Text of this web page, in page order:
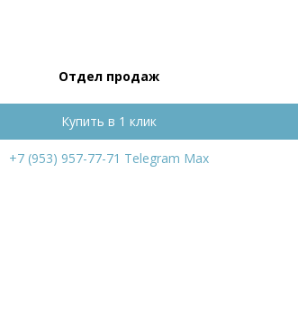
Отдел продаж
Купить в 1 клик
+7 (953) 957-77-71 Telegram Max